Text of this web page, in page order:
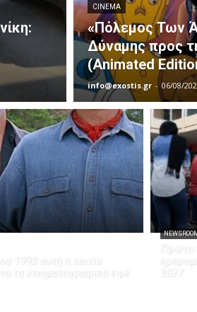
CINEMA
«Πόλεμος Των
Δύναμης προς
(Animated
info@exostis.gr - 06/08/
1993 αυτή η ταινία
τα κινηματογραφικά εφέ
Πρώτο